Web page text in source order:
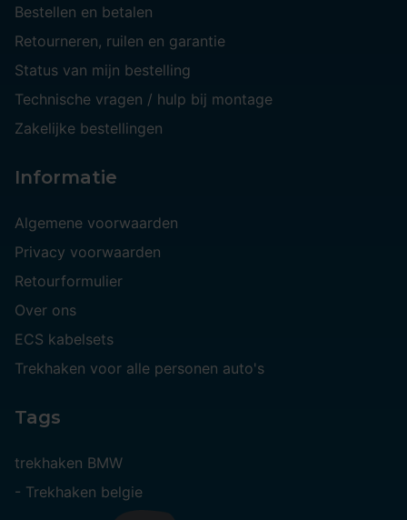
Bestellen en betalen
Retourneren, ruilen en garantie
Status van mijn bestelling
Technische vragen / hulp bij montage
Zakelijke bestellingen
Informatie
Algemene voorwaarden
Privacy voorwaarden
Retourformulier
Over ons
ECS kabelsets
Trekhaken voor alle personen auto's
Tags
trekhaken BMW
- Trekhaken belgie